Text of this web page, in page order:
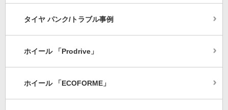
タイヤ パンク/トラブル事例
ホイール 「Prodrive」
ホイール 「ECOFORME」